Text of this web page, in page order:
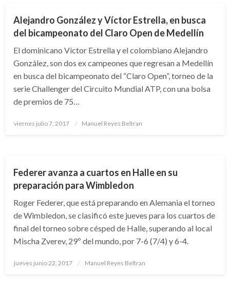
Alejandro González y Víctor Estrella, en busca
del bicampeonato del Claro Open de Medellín
El dominicano Víctor Estrella y el colombiano Alejandro
González, son dos ex campeones que regresan a Medellín
en busca del bicampeonato del “Claro Open”, torneo de la
serie Challenger del Circuito Mundial ATP, con una bolsa
de premios de 75…
Publicado
viernes julio 7, 2017 Manuel Reyes Beltran
Federer avanza a cuartos en Halle en su
preparación para Wimbledon
Roger Federer, que está preparando en Alemania el torneo
de Wimbledon, se clasificó este jueves para los cuartos de
final del torneo sobre césped de Halle, superando al local
Mischa Zverev, 29º del mundo, por 7-6 (7/4) y 6-4.
Publicado
jueves junio 22, 2017 Manuel Reyes Beltran